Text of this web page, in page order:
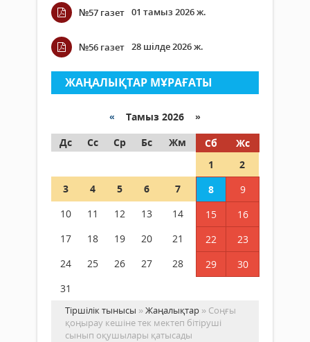
№57 газет 01 тамыз 2026 ж.
№56 газет 28 шілде 2026 ж.
ЖАҢАЛЫҚТАР МҰРАҒАТЫ
« Тамыз 2026 »
Дс
Сс Ср Бс Жм Сб
Жс
1
2
3
4 5 6 7 8
9
10
11 12 13 14 15
16
17
18 19 20 21 22
23
24
25 26 27 28 29
30
31
Тіршілік тынысы »Жаңалықтар » Соңғы
қоңырау кешіне тек мектеп бітіруші
сынып оқушылары қатысады